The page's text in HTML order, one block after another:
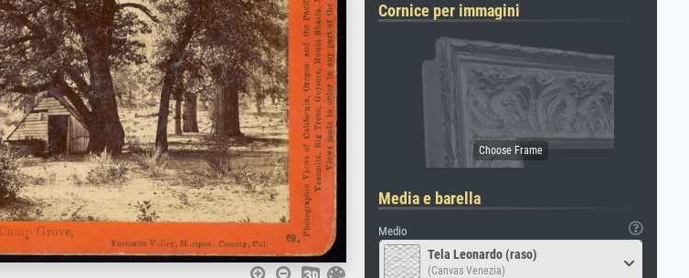
Cornice per immagini
Media e barella
Medio
Tela Leonardo (raso)
(Canvas Venezia)